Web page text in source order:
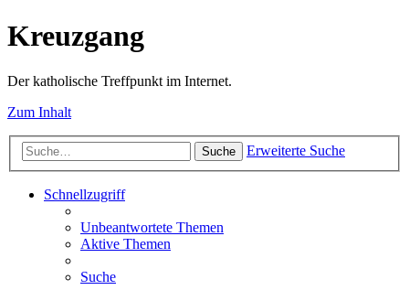
Kreuzgang
Der katholische Treffpunkt im Internet.
Zum Inhalt
Suche Erweiterte Suche
Schnellzugriff
Unbeantwortete Themen
Aktive Themen
Suche